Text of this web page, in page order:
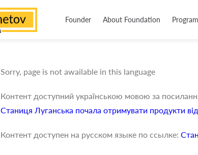
Founder About Foundation
Sorry, page is not awailable in this language
Контент доступний українською мовою за
Станиця Луганська почала отримувати продукти
Контент доступен на русском языке по ссылке: